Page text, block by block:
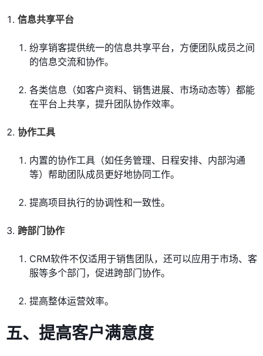
信息共享平台
纷享销客提供统一的信息共享平台，方便团队成员之间
的信息交流和协作。
各类信息（如客户资料、销售进展、市场动态等）都能
在平台上共享，提升团队协作效率。
协作工具
内置的协作工具（如任务管理、日程安排、内部沟通
等）帮助团队成员更好地协同工作。
提高项目执行的协调性和一致性。
跨部门协作
CRM软件不仅适用于销售团队，还可以应用于市场、客
服等多个部门，促进跨部门协作。
提高整体运营效率。
五、提高客户满意度